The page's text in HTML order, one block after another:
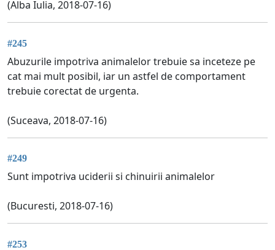
(Alba Iulia, 2018-07-16)
#245
Abuzurile impotriva animalelor trebuie sa inceteze pe
cat mai mult posibil, iar un astfel de comportament
trebuie corectat de urgenta.
(Suceava, 2018-07-16)
#249
Sunt impotriva uciderii si chinuirii animalelor
(Bucuresti, 2018-07-16)
#253